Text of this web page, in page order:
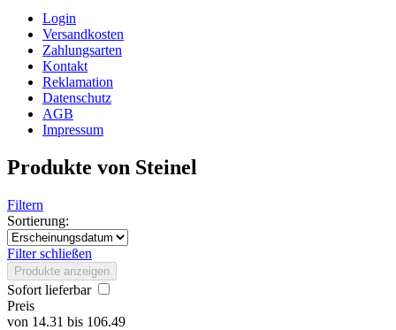
Login
Versandkosten
Zahlungsarten
Kontakt
Reklamation
Datenschutz
AGB
Impressum
Produkte von Steinel
Filtern
Sortierung:
Filter schließen
Produkte anzeigen
Sofort lieferbar
Preis
von 14.31 bis 106.49